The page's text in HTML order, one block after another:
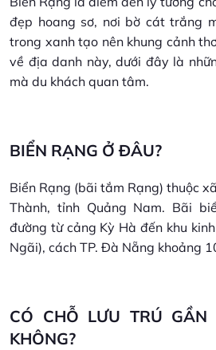
đẹp hoang sơ, nơi bờ cát trắng
trong xanh tạo nên khung cảnh
về địa danh này, dưới đây là
mà du khách quan tâm.
BIỂN RẠNG Ở ĐÂU?
Biển Rạng (bãi tắm Rạng) thuộc
Thành, tỉnh Quảng Nam. Bãi
đường từ cảng Kỳ Hà đến khu
Ngãi), cách TP. Đà Nẵng khoảng
CÓ CHỖ LƯU TRÚ GẦN
KHÔNG?